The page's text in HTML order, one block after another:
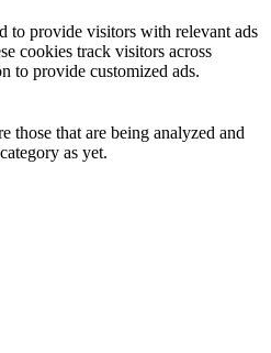
to provide visitors with relevant ads
cookies track visitors across
to provide customized ads.
those that are being analyzed and
as yet.